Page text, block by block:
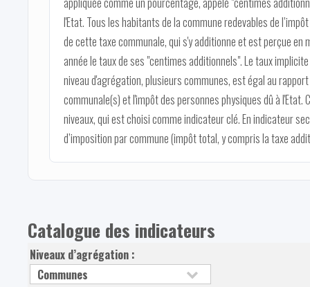
l'Etat. Tous les habitants de la commune redevables de
de cette taxe communale, qui s'y additionne et est perçue en
année le taux de ses "centimes additionnels". Le taux
niveau d'agrégation, plusieurs communes, est égal au
communale(s) et l'impôt des personnes physiques dû à
niveaux, qui est choisi comme indicateur clé. En indicateur
d’imposition par commune (impôt total, y compris la taxe
Catalogue des indicateurs
Niveaux d’agrégation :